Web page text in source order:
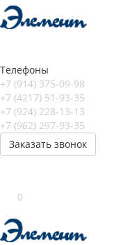
Телефоны
+7 (914) 375-09-98
+7 (4217) 51-93-35
+7 (924) 228-13-13
+7 (962) 297-93-35
Заказать звонок
0